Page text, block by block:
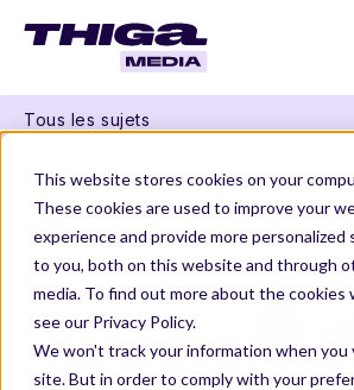
This website stores cookies on your
These cookies are used to improve your
experience and provide more personalized
to you, both on this website and through
media. To find out more about the cookies
see our Privacy Policy.
We won't track your information when you
site. But in order to comply with your
Tous les sujets
Thiga Media Le Dico du Produit